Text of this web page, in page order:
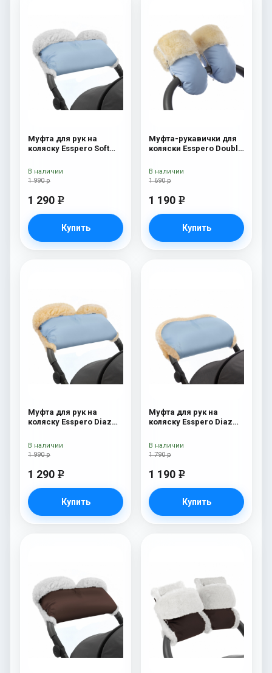
Муфта для рук на
коляску Esspero Soft
шерсть) Blue Mountain
1 990 р
1 290 e
Купить
В наличии
Муфта-рукавички для
коляски Esspero Double
1 690 р
1 190 e
Купить
В наличии
Муфта для рук на
коляску Esspero Diaz
шерсть) Blue Mountain
1 990 р
1 290 e
Купить
В наличии
Муфта для рук на
коляску Esspero Diaz
Blue Mountain
1 790 р
1 190 e
Купить
В наличии